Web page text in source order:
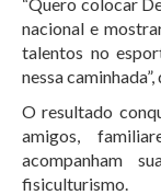
nacional e
talentos no
nessa
O resultado
amigos,
acompanham
fisiculturismo.